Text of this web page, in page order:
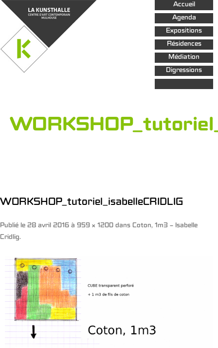
Aller au
contenu
principal
Accueil
Agenda
Expositions
Résidences
Médiation
Digressions
WORKSHOP_tutoriel_isabelleCRIDLIG
Publié le 28 avril 2016 à 959 × 1200 dans Coton, 1m3 – Isabelle
Cridlig.